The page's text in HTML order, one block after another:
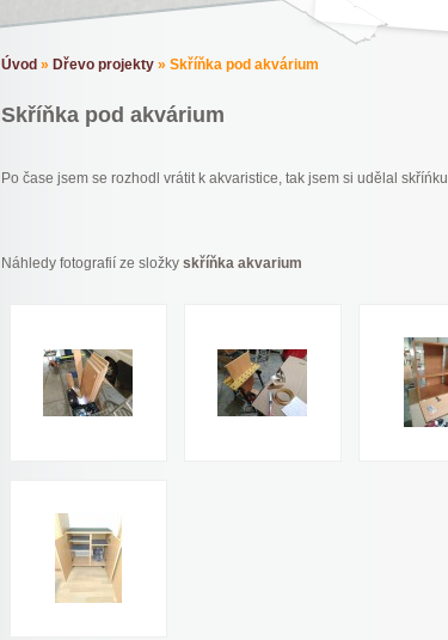
Úvod » Dřevo projekty» Skříňka pod akvárium
Skříňka pod akvárium
Po čase jsem se rozhodl vrátit k akvaristice, tak jsem si udělal skříńku
Náhledy fotografií ze složky skříňka akvarium